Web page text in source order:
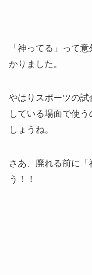
「神ってる」って
かりました。
やはりスポーツの試
している場面で使
しょうね。
さあ、廃れる前に
う！！